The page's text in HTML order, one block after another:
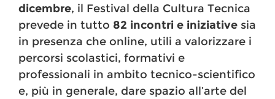
dicembre, il Festival della Cultura Tecnica
prevede in tutto 82 incontri e iniziative sia
in presenza che online, utili a valorizzare i
percorsi scolastici, formativi e
professionali in ambito tecnico-scientifico
e, più in generale, dare spazio all’arte del